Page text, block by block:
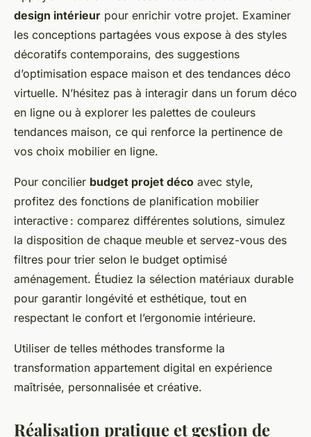
design intérieur pour enrichir votre projet. Examiner
les conceptions partagées vous expose à des styles
décoratifs contemporains, des suggestions
d’optimisation espace maison et des tendances déco
virtuelle. N’hésitez pas à interagir dans un forum déco
en ligne ou à explorer les palettes de couleurs
tendances maison, ce qui renforce la pertinence de
vos choix mobilier en ligne.
Pour concilier budget projet déco avec style,
profitez des fonctions de planification mobilier
interactive : comparez différentes solutions, simulez
la disposition de chaque meuble et servez-vous des
filtres pour trier selon le budget optimisé
aménagement. Étudiez la sélection matériaux durable
pour garantir longévité et esthétique, tout en
respectant le confort et l’ergonomie intérieure.
Utiliser de telles méthodes transforme la
transformation appartement digital en expérience
maîtrisée, personnalisée et créative.
Réalisation pratique et gestion de